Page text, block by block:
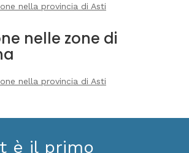
nella provincia di Asti
nelle zone di
nella provincia di Asti
è il primo